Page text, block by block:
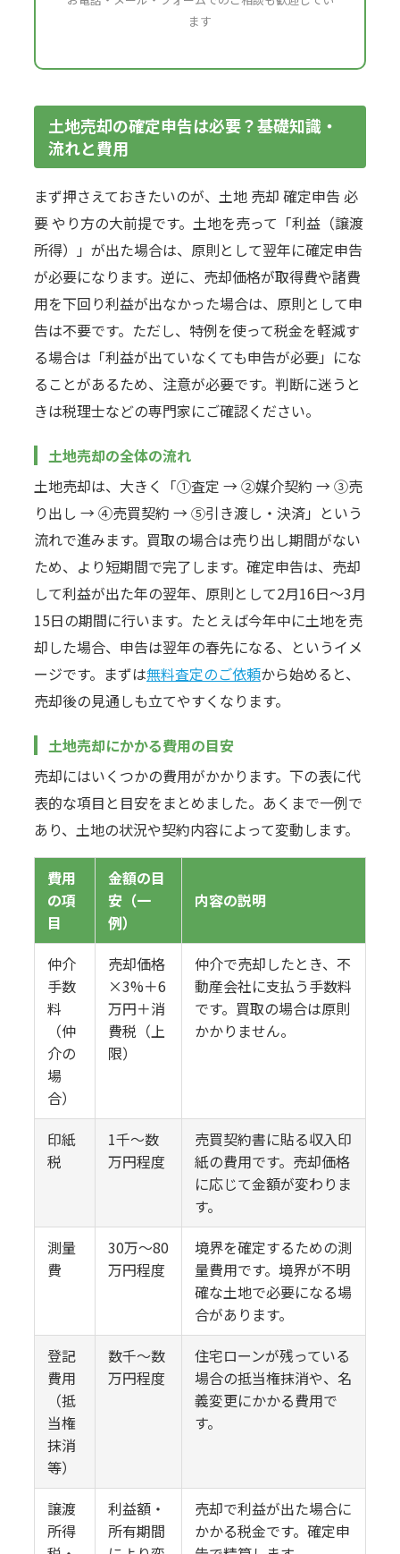
ます
土地売却の確定申告は必要？基礎知識・
流れと費用
まず押さえておきたいのが、土地 売却 確定申告 必
要 やり方の大前提です。土地を売って「利益（譲渡
所得）」が出た場合は、原則として翌年に確定申告
が必要になります。逆に、売却価格が取得費や諸費
用を下回り利益が出なかった場合は、原則として申
告は不要です。ただし、特例を使って税金を軽減す
る場合は「利益が出ていなくても申告が必要」にな
ることがあるため、注意が必要です。判断に迷うと
きは税理士などの専門家にご確認ください。
土地売却の全体の流れ
土地売却は、大きく「①査定 → ②媒介契約 → ③売
り出し → ④売買契約 → ⑤引き渡し・決済」という
流れで進みます。買取の場合は売り出し期間がない
ため、より短期間で完了します。確定申告は、売却
して利益が出た年の翌年、原則として2月16日〜3月
15日の期間に行います。たとえば今年中に土地を売
却した場合、申告は翌年の春先になる、というイメ
ージです。まずは無料査定のご依頼から始めると、
売却後の見通しも立てやすくなります。
土地売却にかかる費用の目安
売却にはいくつかの費用がかかります。下の表に代
表的な項目と目安をまとめました。あくまで一例で
あり、土地の状況や契約内容によって変動します。
費用
の項
目
金額の目
安（一
例）
内容の説明
仲介
手数
料
（仲
介の
場
合）
売却価格
×3%＋6
万円＋消
費税（上
限）
仲介で売却したとき、不
動産会社に支払う手数料
です。買取の場合は原則
かかりません。
印紙
税
1千〜数
万円程度
売買契約書に貼る収入印
紙の費用です。売却価格
に応じて金額が変わりま
す。
測量
費
30万〜80
万円程度
境界を確定するための測
量費用です。境界が不明
確な土地で必要になる場
合があります。
登記
費用
（抵
当権
抹消
等）
数千〜数
万円程度
住宅ローンが残っている
場合の抵当権抹消や、名
義変更にかかる費用で
す。
譲渡
所得
利益額・
所有期間
売却で利益が出た場合に
かかる税金です。確定申